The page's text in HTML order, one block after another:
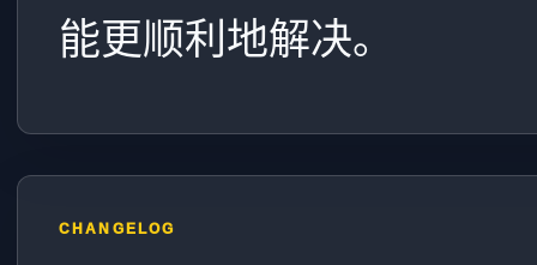
能更顺利地解决。
CHANGELOG